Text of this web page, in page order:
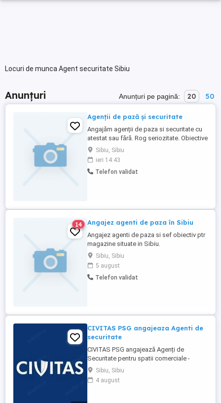
Locuri de munca Agent securitate Sibiu
Anunțuri Anunțuri pe pagină: 20 50
Agenții de pază și securitate
Angajăm agenții de paza si securitate cu
atestat sau fără. Rog seriozitate. Obiective
în Sibiu și Mediaș. Sunați doar în intervalul
8-18 de luni pana vineri.
Sibiu, Sibiu
ieri 14:43
Telefon validat
14 Angajez agenti de paza în Sibiu
Angajez agenti de paza si sef obiectiv ptr
magazine situate in Sibiu.
Sibiu, Sibiu
5 august
Telefon validat
CIVITAS PSG angajeaza Agenti de
securitate
CIVITAS PSG angajează Agenți de
Securitate pentru spatii comerciale -
magazine de haine sau bricolaj
Responsabilități: * Asigurarea securității
persoanelor și a bunurilor. * Monitorizarea
Sibiu, Sibiu
4 august